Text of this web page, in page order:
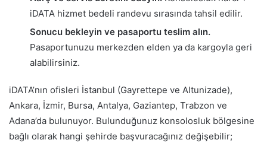
iDATA hizmet bedeli randevu sırasında tahsil edilir.
Sonucu bekleyin ve pasaportu teslim alın.
Pasaportunuzu merkezden elden ya da kargoyla geri
alabilirsiniz.
iDATA’nın ofisleri İstanbul (Gayrettepe ve Altunizade),
Ankara, İzmir, Bursa, Antalya, Gaziantep, Trabzon ve
Adana’da bulunuyor. Bulunduğunuz konsolosluk bölgesine
bağlı olarak hangi şehirde başvuracağınız değişebilir;